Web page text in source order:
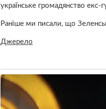
українське громадянство
Раніше ми писали, що
Джерело